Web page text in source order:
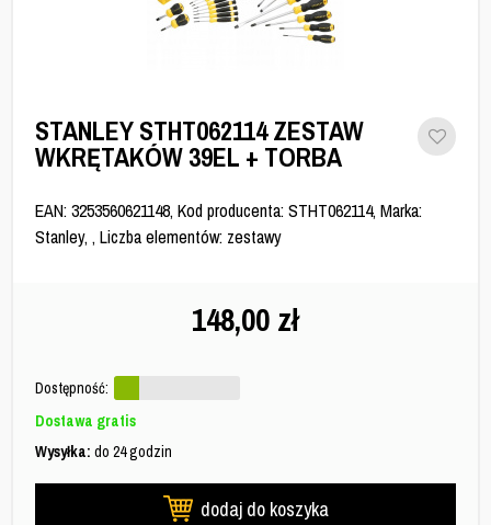
STANLEY STHT062114 ZESTAW
WKRĘTAKÓW 39EL + TORBA
EAN: 3253560621148, Kod producenta: STHT062114, Marka:
Stanley, , Liczba elementów: zestawy
148,00 zł
Dostępność:
Dostawa gratis
Wysyłka: do 24 godzin
dodaj do koszyka